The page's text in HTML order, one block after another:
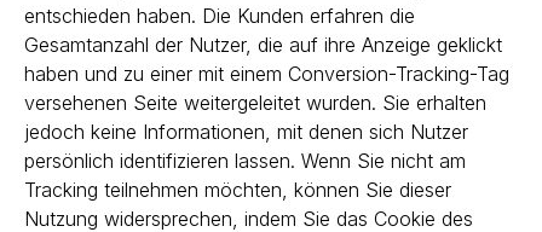
entschieden haben. Die Kunden erfahren die
Gesamtanzahl der Nutzer, die auf ihre Anzeige geklickt
haben und zu einer mit einem Conversion-Tracking-Tag
versehenen Seite weitergeleitet wurden. Sie erhalten
jedoch keine Informationen, mit denen sich Nutzer
persönlich identifizieren lassen. Wenn Sie nicht am
Tracking teilnehmen möchten, können Sie dieser
Nutzung widersprechen, indem Sie das Cookie des